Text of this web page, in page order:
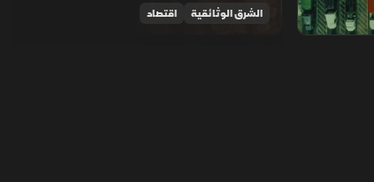
الشرق الوثائقية اقتصاد